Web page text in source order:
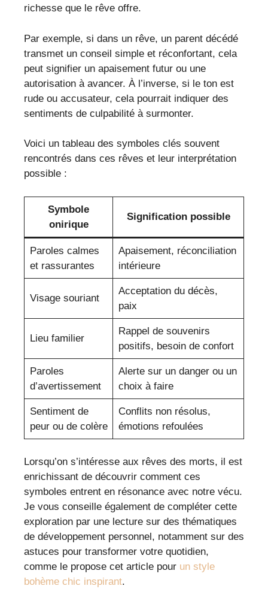
richesse que le rêve offre.
Par exemple, si dans un rêve, un parent décédé
transmet un conseil simple et réconfortant, cela
peut signifier un apaisement futur ou une
autorisation à avancer. À l’inverse, si le ton est
rude ou accusateur, cela pourrait indiquer des
sentiments de culpabilité à surmonter.
Voici un tableau des symboles clés souvent
rencontrés dans ces rêves et leur interprétation
possible :
Symbole
onirique
Signification possible
Paroles calmes
et rassurantes
Apaisement, réconciliation
intérieure
Visage souriant
Acceptation du décès,
paix
Lieu familier
Rappel de souvenirs
positifs, besoin de confort
Paroles
d’avertissement
Alerte sur un danger ou un
choix à faire
Sentiment de
peur ou de colère
Conflits non résolus,
émotions refoulées
Lorsqu’on s’intéresse aux rêves des morts, il est
enrichissant de découvrir comment ces
symboles entrent en résonance avec notre vécu.
Je vous conseille également de compléter cette
exploration par une lecture sur des thématiques
de développement personnel, notamment sur des
astuces pour transformer votre quotidien,
comme le propose cet article pour un style
bohème chic inspirant.